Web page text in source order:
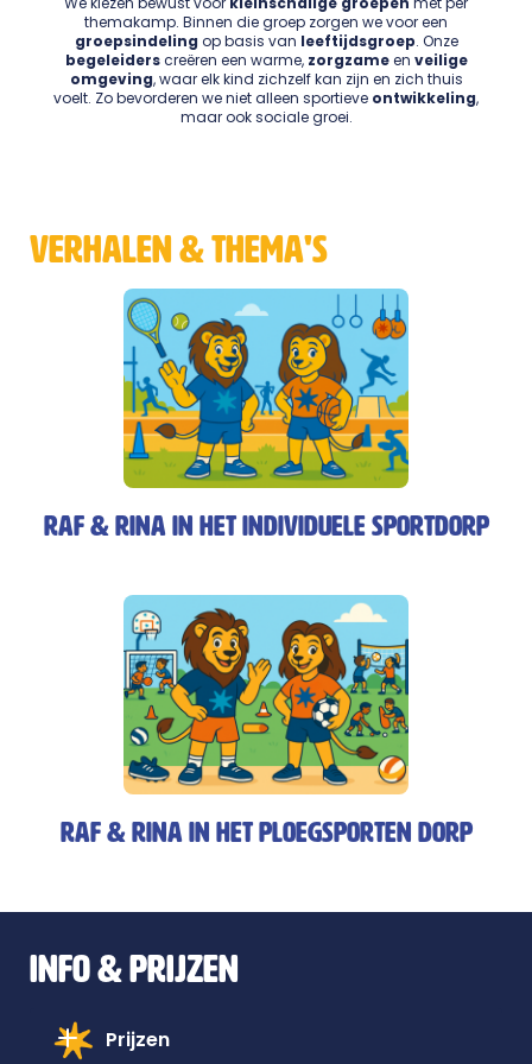
themakamp. Binnen die groep zorgen we voor een
groepsindeling op basis van leeftijdsgroep. Onze
begeleiderscreëren een warme, zorgzameen veilige
omgeving, waar elk kind zichzelf kan zijn en zich thuis
voelt. Zo bevorderen we niet alleen sportieve ontwikkeling,
maar ook sociale groei.
verhalen & thema's
Raf & Rina in het individuele sportdorp
Raf & Rina in het ploegsporten dorp
info & prijzen
Prijzen